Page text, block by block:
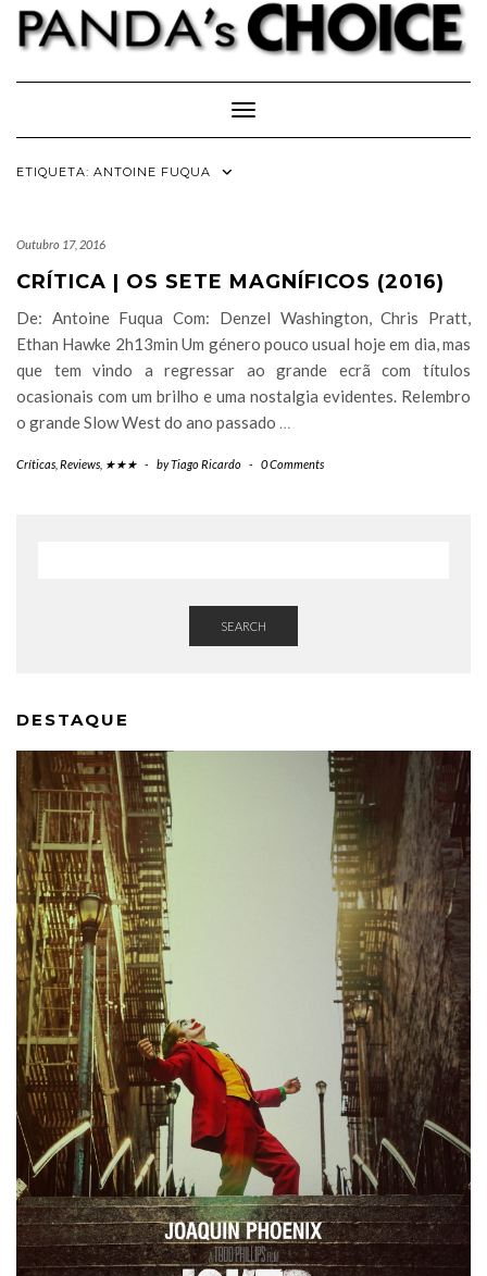
Skip
content
Toggle Navigation
ETIQUETA: ANTOINE FUQUA
Outubro 17, 2016
CRÍTICA | OS SETE MAGNÍFICOS (2016)
De: Antoine Fuqua Com: Denzel Washington, Chris Pratt,
Ethan Hawke 2h13min Um género pouco usual hoje em dia, mas
que tem vindo a regressar ao grande ecrã com títulos
ocasionais com um brilho e uma nostalgia evidentes. Relembro
o grande Slow West do ano passado …
Críticas Reviews ★★★ - byTiago Ricardo - 0 Comments
SEARCH
DESTAQUE